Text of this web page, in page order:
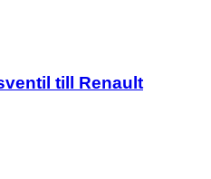
till Renault